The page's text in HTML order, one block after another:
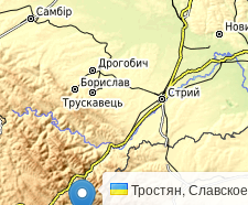
Тростян, Славское